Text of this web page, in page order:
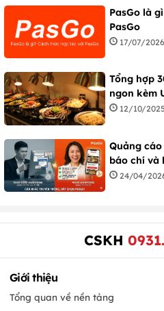
PasGo là
PasGo
17/07/2026
Tổng hợp
ngon kèm
12/10/2025
Quảng
báo chí và
24/04/
CSKH
Giới thiệu
Tổng quan về nền tảng